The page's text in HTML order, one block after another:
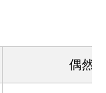
偶然